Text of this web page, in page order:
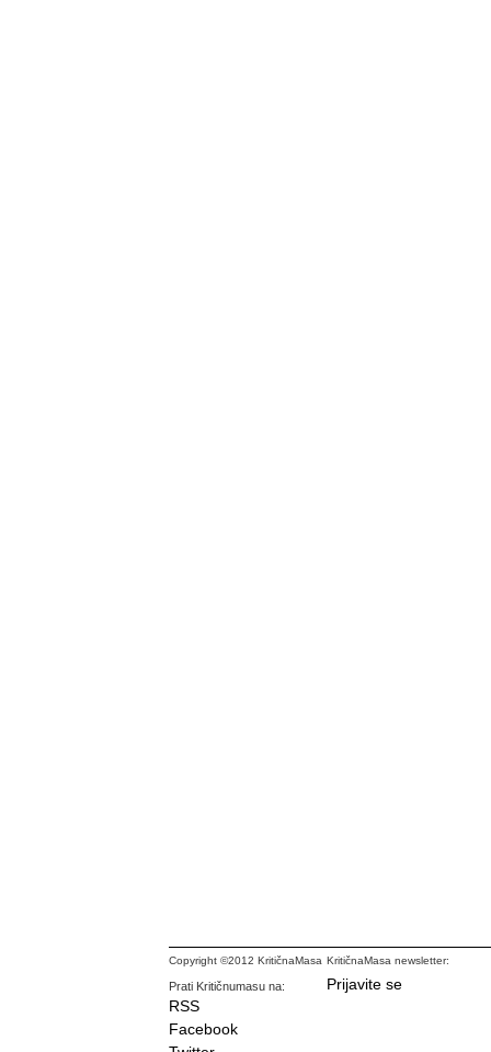
Copyright ©2012 KritičnaMasa
Prati Kritičnumasu na:
RSS
Facebook
KritičnaMasa newsletter:
Prijavite se